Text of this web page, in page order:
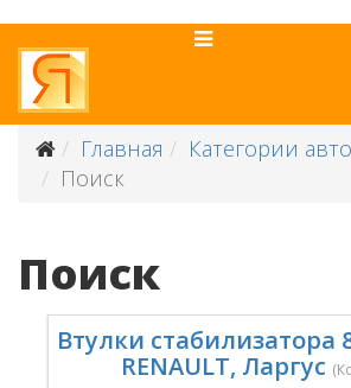
Главная
Категории
Поиск
Поиск
Втулки стабилизатора
RENAULT, Ларгус